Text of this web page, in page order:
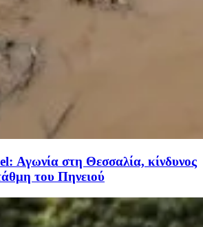
Αγωνία στη Θεσσαλία, κίνδυνος
του Πηνειού